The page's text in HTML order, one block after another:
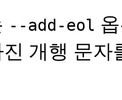
--add-eol
진 개행 문자